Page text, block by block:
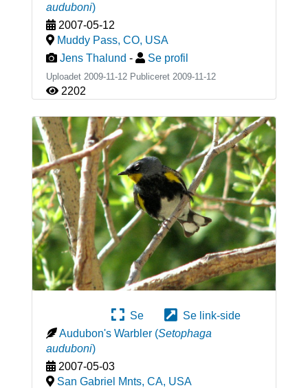
auduboni)
2007-05-12
Muddy Pass, CO, USA
Jens Thalund - Se profil
Uploadet 2009-11-12 Publiceret 2009-11-12
2202
Se
Se link-side
Audubon's Warbler (Setophaga
auduboni)
2007-05-03
San Gabriel Mnts, CA, USA